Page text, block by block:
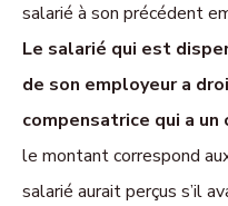
salarié à son précédent
Le salarié qui est
de son employeur a
compensatrice qui a
le montant correspond
salarié aurait perçus s’il